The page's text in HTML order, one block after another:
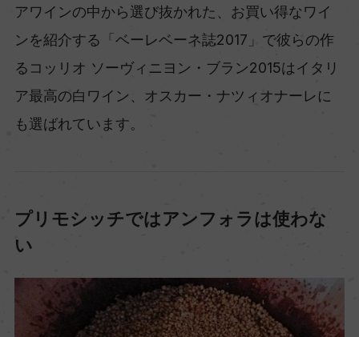
アワインの中から選び抜かれた、お買い得なワイ
ンを紹介する「ベーレベーネ誌2017」で彼らの作
るコッリオ ソーヴィニヨン・ブラン2015はイタリ
ア最高の白ワイン、オスカー・ナツィオナーレに
も選ばれています。
プリモシッチではアンフォラは使わな
い